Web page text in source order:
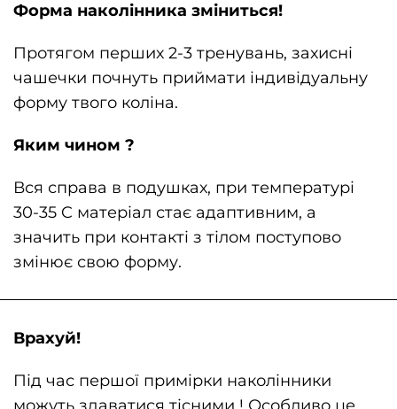
Форма наколінника зміниться!
Протягом перших 2-3 тренувань, захисні
чашечки почнуть приймати індивідуальну
форму твого коліна.
Яким чином ?
Вся справа в подушках, при температурі
30-35 C матеріал стає адаптивним, а
значить при контакті з тілом поступово
змінює свою форму.
Врахуй!
Під час першої примірки наколінники